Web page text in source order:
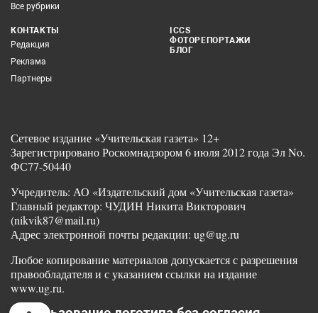
Все рубрики
КОНТАКТЫ
Редакция
Реклама
Партнеры
ICCS
ФОТОРЕПОРТАЖИ
БЛОГ
Сетевое издание «Учительская газета» 12+
Зарегистрировано Роскомнадзором 6 июля 2012 года Эл No.
ФС77-50440
Учредитель: АО «Издательский дом «Учительская газета»
Главный редактор: ЧУДИН Никита Викторович
(nikvik87@mail.ru)
Адрес электронной почты редакции: ug@ug.ru
Любое копирование материалов допускается с разрешения
правообладателя и с указанием ссылки на издание
www.ug.ru.